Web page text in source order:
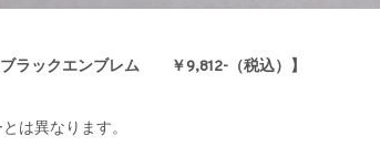
ブラックエンブレム ￥9,812-（税込）】
は異なります。